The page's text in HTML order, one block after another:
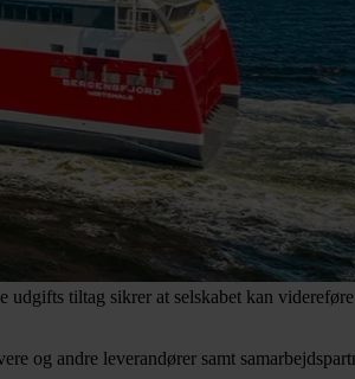
tiltag sikrer at selskabet kan
og andre leverandører samt